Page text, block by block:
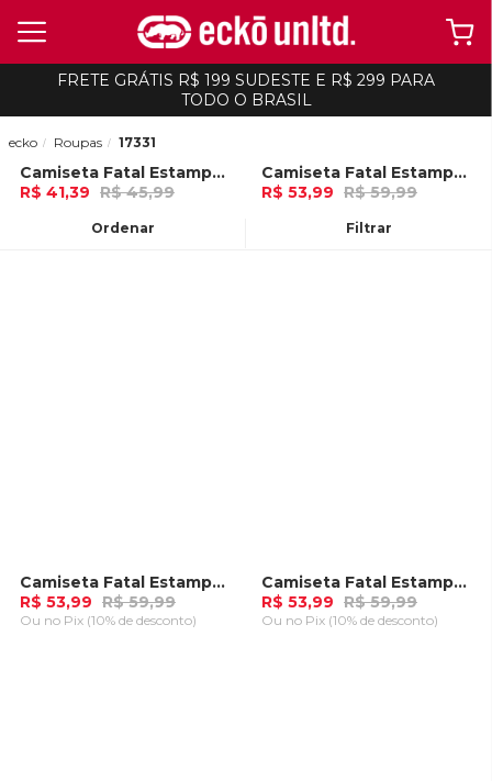
FRETE GRÁTIS R$ 199 SUDESTE E R$ 299 PARA
TODO O BRASIL
Ordenar Filtrar
ecko Roupas 17331
-10%
Camiseta Fatal Estampada Preta
R$ 41,39 R$ 45,99
-10%
Camiseta Fatal Estampada Off White
R$ 53,99 R$ 59,99
-10%
Camiseta Fatal Estampada Azul Marinho
R$ 53,99 R$ 59,99
Ou no Pix (10% de desconto)
-10%
Camiseta Fatal Estampada Vermelha
R$ 53,99 R$ 59,99
Ou no Pix (10% de desconto)